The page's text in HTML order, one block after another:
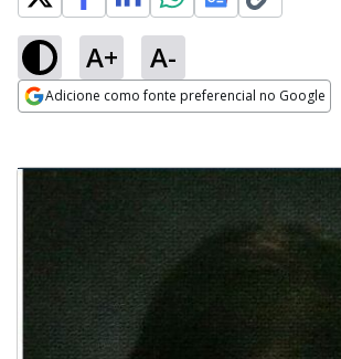
A+ A-
Adicione como fonte preferencial no Google